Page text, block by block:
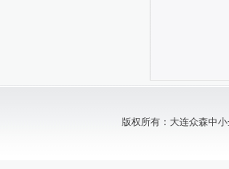
版权所有：大连众森中